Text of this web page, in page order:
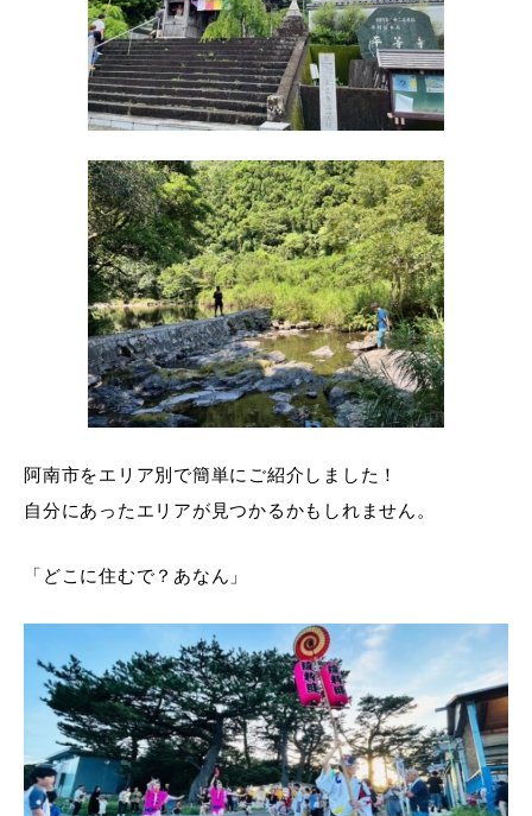
阿南市をエリア別で簡単にご紹介しました！
自分にあったエリアが見つかるかもしれません。
「どこに住むで？あなん」